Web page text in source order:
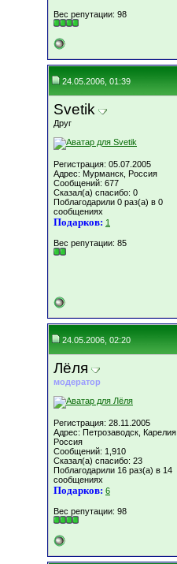
Вес репутации: 98
24.05.2006, 01:39
Svetik
Друг
Регистрация: 05.07.2005
Адрес: Мурманск, Россия
Сообщений: 677
Сказал(а) спасибо: 0
Поблагодарили 0 раз(а) в 0
сообщениях
Подарков: 1
Вес репутации: 85
24.05.2006, 02:20
Лёля
модератор
Регистрация: 28.11.2005
Адрес: Петрозаводск, Карелия,
Россия
Сообщений: 1,910
Сказал(а) спасибо: 23
Поблагодарили 16 раз(а) в 14
сообщениях
Подарков: 6
Вес репутации: 98